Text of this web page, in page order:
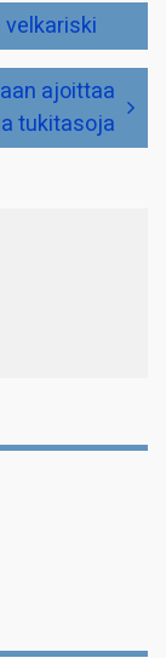
ajoittaa
tukitasoja